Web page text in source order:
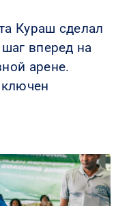
Кураш сделал
вперед на
арене.